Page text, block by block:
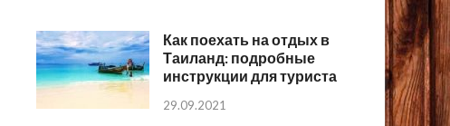
Как поехать на отдых в
Таиланд: подробные
инструкции для туриста
29.09.2021